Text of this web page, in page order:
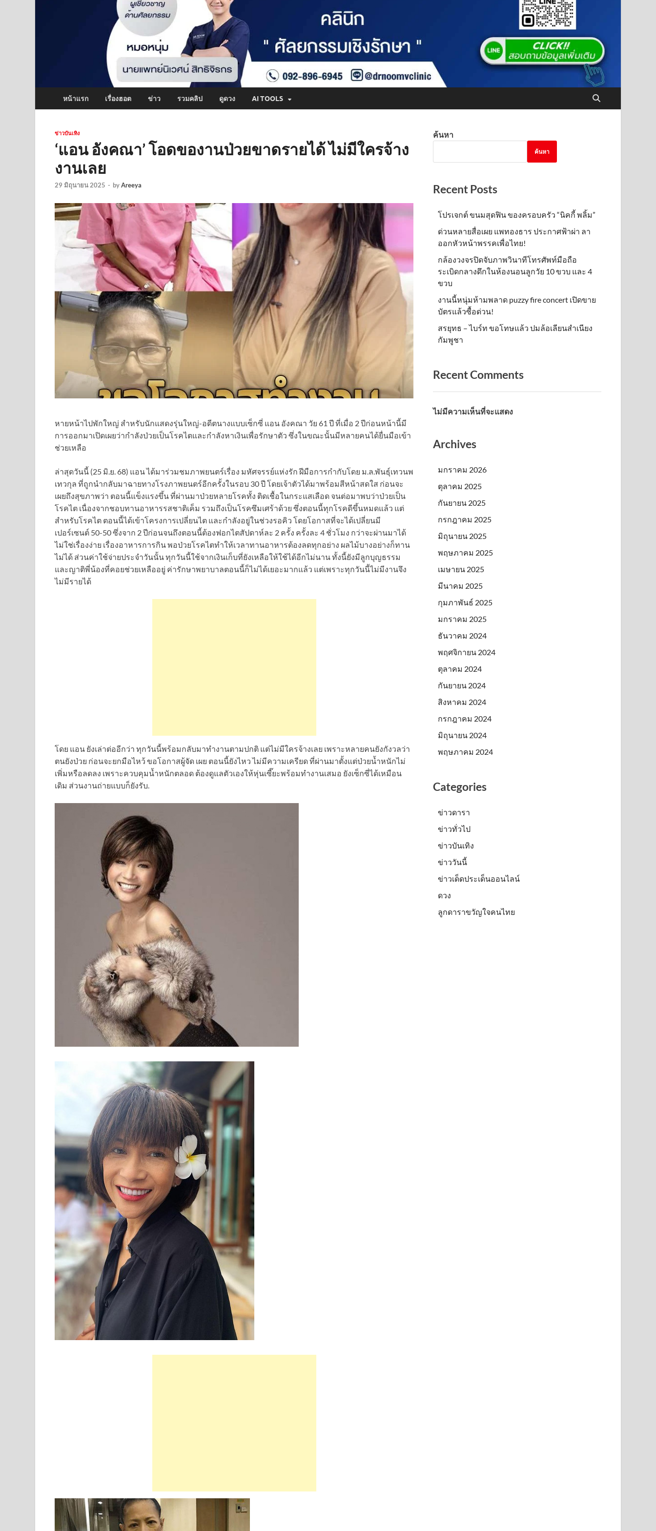
หน้าแรก เรื่องฮอต ข่าว รวมคลิป ดูดวง AI TOOLS
ข่าวบันเทิง
‘แอน อังคณา’ โอดของานป่วยขาดรายได้ ไม่มีใครจ้าง
งานเลย
29 มิถุนายน 2025 - byAreeya
หายหน้าไปพักใหญ่ สำหรับนักแสดงรุ่นใหญ่-อดีตนางแบบเซ็กซี่ แอน อังคณา วัย 61 ปี ที่เมื่อ 2 ปีก่อนหน้านี้มี
การออกมาเปิดเผยว่ากำลังป่วยเป็นโรคไตและกำลังหาเงินเพื่อรักษาตัว ซึ่งในขณะนั้นมีหลายคนได้ยื่นมือเข้า
ช่วยเหลือ
ล่าสุดวันนี้ (25 มิ.ย. 68) แอน ได้มาร่วมชมภาพยนตร์เรื่อง มหัศจรรย์แห่งรัก ฝีมือการกำกับโดย ม.ล.พันธุ์เทวนพ
เทวกุล ที่ถูกนำกลับมาฉายทางโรงภาพยนตร์อีกครั้งในรอบ 30 ปี โดยเจ้าตัวได้มาพร้อมสีหน้าสดใส ก่อนจะ
เผยถึงสุขภาพว่า ตอนนี้แข็งแรงขึ้น ที่ผ่านมาป่วยหลายโรคทั้ง ติดเชื้อในกระแสเลือด จนต่อมาพบว่าป่วยเป็น
โรคไต เนื่องจากชอบทานอาหารรสชาติเค็ม รวมถึงเป็นโรคซึมเศร้าด้วย ซึ่งตอนนี้ทุกโรคดีขึ้นหมดแล้ว แต่
สำหรับโรคไต ตอนนี้ได้เข้าโครงการเปลี่ยนไต และกำลังอยู่ในช่วงรอคิว โดยโอกาสที่จะได้เปลี่ยนมี
เปอร์เซนต์ 50-50 ซึ่งจาก 2 ปีก่อนจนถึงตอนนี้ต้องฟอกไตสัปดาห์ละ 2 ครั้ง ครั้งละ 4 ชั่วโมง กว่าจะผ่านมาได้
ไม่ใช่เรื่องง่าย เรื่องอาหารการกิน พอป่วยโรคไตทำให้เวลาทานอาหารต้องลดทุกอย่าง ผลไม้บางอย่างก็ทาน
ไม่ได้ ส่วนค่าใช้จ่ายประจำวันนั้น ทุกวันนี้ใช้จากเงินเก็บที่ยังเหลือให้ใช้ได้อีกไม่นาน ทั้งนี้ยังมีลูกบุญธรรม
และญาติพี่น้องที่คอยช่วยเหลืออยู่ ค่ารักษาพยาบาลตอนนี้ก็ไม่ได้เยอะมากแล้ว แต่เพราะทุกวันนี้ไม่มีงานจึง
ไม่มีรายได้
โดย แอน ยังเล่าต่ออีกว่า ทุกวันนี้พร้อมกลับมาทำงานตามปกติ แต่ไม่มีใครจ้างเลย เพราะหลายคนยังกังวลว่า
ตนยังป่วย ก่อนจะยกมือไหว้ ขอโอกาสผู้จัด เผย ตอนนี้ยังไหว ไม่มีความเครียด ที่ผ่านมาตั้งแต่ป่วยน้ำหนักไม่
เพิ่มหรือลดลง เพราะควบคุมน้ำหนักตลอด ต้องดูแลตัวเองให้หุ่นเซี๊ยะพร้อมทำงานเสมอ ยังเซ็กซี่ได้เหมือน
เดิม ส่วนงานถ่ายแบบก็ยังรับ.
ค้นหา
ค้นหา
Recent Posts
โปรเจกต์ ขนมสุดฟิน ของครอบครัว “นิคกี้ พลิ้ม”
ด่วนหลายสื่อเผย แพทองธาร ประกาศฟ้าผ่า ลา
ออกหัวหน้าพรรคเพื่อไทย!
กล้องวงจรปิดจับภาพวินาทีโทรศัพท์มือถือ
ระเบิดกลางดึกในห้องนอนลูกวัย 10 ขวบ และ 4
ขวบ
งานนี้หนุ่มห้ามพลาด puzzy fire concert เปิดขาย
บัตรแล้วซื้อด่วน!
สรยุทธ – ไบร์ท ขอโทษแล้ว ปมล้อเลียนสำเนียง
กัมพูชา
Recent Comments
ไม่มีความเห็นที่จะแสดง
Archives
มกราคม 2026
ตุลาคม 2025
กันยายน 2025
กรกฎาคม 2025
มิถุนายน 2025
พฤษภาคม 2025
เมษายน 2025
มีนาคม 2025
กุมภาพันธ์ 2025
มกราคม 2025
ธันวาคม 2024
พฤศจิกายน 2024
ตุลาคม 2024
กันยายน 2024
สิงหาคม 2024
กรกฎาคม 2024
มิถุนายน 2024
พฤษภาคม 2024
Categories
ข่าวดารา
ข่าวทั่วไป
ข่าวบันเทิง
ข่าววันนี้
ข่าวเด็ดประเด็นออนไลน์
ดวง
ลูกดาราขวัญใจคนไทย